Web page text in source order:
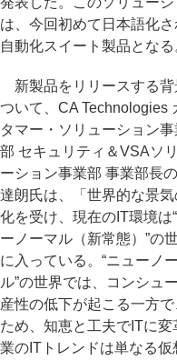
は、今回初めて日本語化さ
自動化スイート製品となる
新製品をリリースする背
ついて、CA Technologies
タマー・ソリューション事
部 セキュリティ＆VSAソ
ーション事業部 事業部長
達朗氏は、「世界的な景気
化を受け、現在のIT環境は“
ーノーマル（新常態）”の
に入っている。“ニューノ
ル”の世界では、コンシュ
産性の低下が起こる一方
ため、知恵と工夫でITに
業のITトレンドは単なる